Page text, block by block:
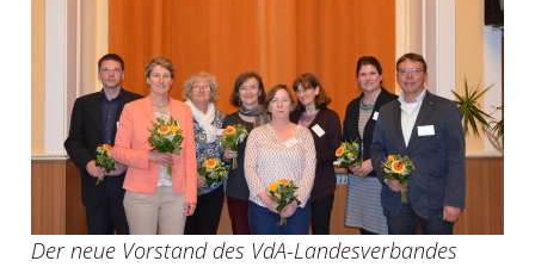
Der neue Vorstand des VdA-Landesverbandes